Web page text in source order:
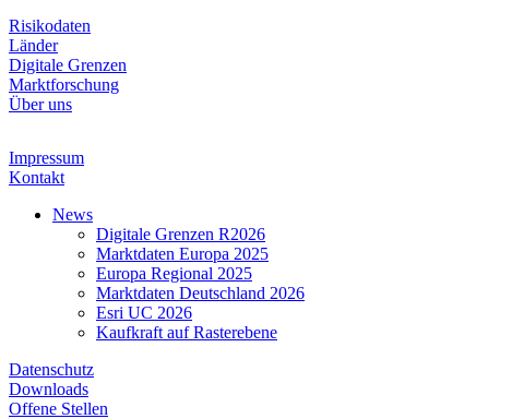
Risikodaten
Länder
Digitale Grenzen
Marktforschung
Über uns
Impressum
Kontakt
News
Digitale Grenzen R2026
Marktdaten Europa 2025
Europa Regional 2025
Marktdaten Deutschland 2026
Esri UC 2026
Kaufkraft auf Rasterebene
Datenschutz
Downloads
Offene Stellen